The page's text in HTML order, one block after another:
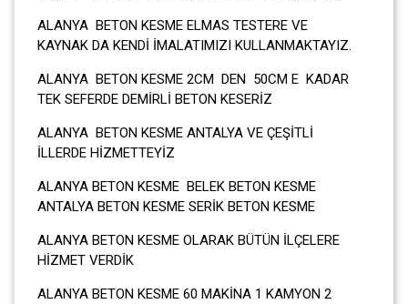
ALANYA BETON KESME ELMAS TESTERE VE
KAYNAK DA KENDİ İMALATIMIZI KULLANMAKTAYIZ.
ALANYA BETON KESME 2CM DEN 50CM E KADAR
TEK SEFERDE DEMİRLİ BETON KESERİZ
ALANYA BETON KESME ANTALYA VE ÇEŞİTLİ
İLLERDE HİZMETTEYİZ
ALANYA BETON KESME BELEK BETON KESME
ANTALYA BETON KESME SERİK BETON KESME
ALANYA BETON KESME OLARAK BÜTÜN İLÇELERE
HİZMET VERDİK
ALANYA BETON KESME 60 MAKİNA 1 KAMYON 2